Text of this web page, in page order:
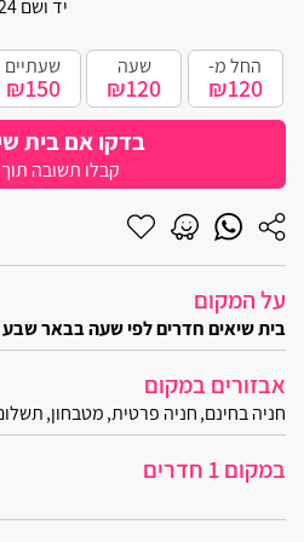
בית עריף
חולון
אליפלט
קרית ביאליק
רגבה
בית דגן
יד ושם 24
החל מ-
₪120
שעה
₪120
שעתיים
₪150
בדקו אם בית
קבלו תשובה תוך 2 דקות
על המקום
בית שיאים חדרים לפי שעה בבאר שבע
הפעם לא מדובר בעוד חדר לפי שעה
לוקיישן ואווירה:
אבזורים במקום
חניה בחינם חניה פרטית מטבחון
במקום 1 חדרים